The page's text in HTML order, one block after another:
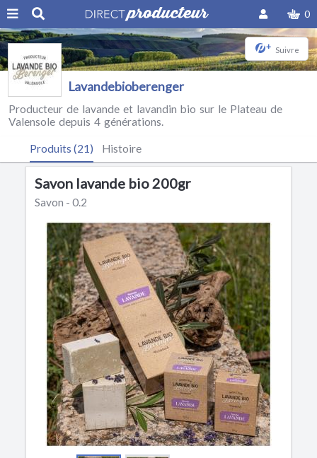
0
+ Suivre
Lavandebioberenger
Producteur de lavande et lavandin bio sur le Plateau de
Valensole depuis 4 générations.
Produits (21) Histoire
Savon lavande bio 200gr
Savon - 0.2